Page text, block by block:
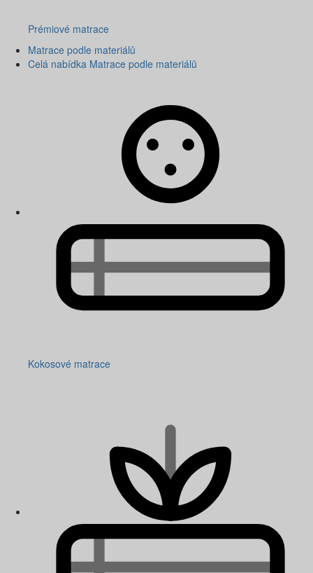
Prémiové matrace
Matrace podle materiálů
Celá nabídka Matrace podle materiálů
Kokosové matrace